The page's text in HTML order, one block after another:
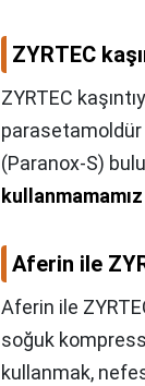
ZYRTEC
ZYRTEC
(Paranox-S)
Aferin ile
Aferin ile
soğuk
kullanmak,